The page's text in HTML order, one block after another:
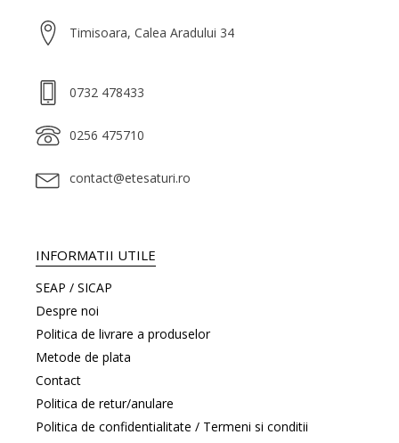
Timisoara, Calea Aradului 34
0732 478433
0256 475710
contact@etesaturi.ro
INFORMATII UTILE
SEAP / SICAP
Despre noi
Politica de livrare a produselor
Metode de plata
Contact
Politica de retur/anulare
Politica de confidentialitate / Termeni si conditii